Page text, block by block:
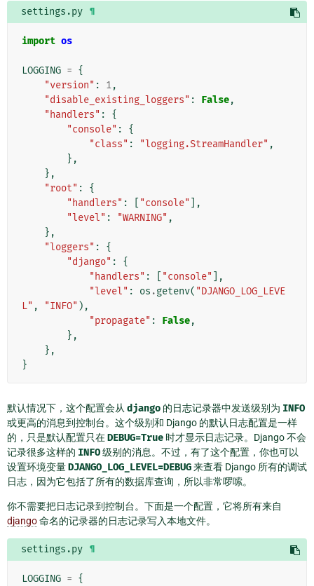
settings.py ¶
import os
LOGGING = {
"version" : 1,
"disable_existing_loggers" : False,
"handlers" :
{
"console" :
{
"class" : "logging.StreamHandler" ,
},
},
"root" :
{
"handlers" : "console"
],
"level" : "WARNING" ,
},
"loggers" :
{
"django" :
{
"handlers" : "console"
],
"level" : os .getenv( "DJANGO_LOG_LEVE
L" , "INFO" ),
"propagate" : False,
},
},
}
默认情况下，这个配置会从 django 的日志记录器中发送级别为 INFO
或更高的消息到控制台。这个级别和 Django 的默认日志配置是一样
的，只是默认配置只在DEBUG=True 时才显示日志记录。Django 不会
记录很多这样的 INFO级别的消息。不过，有了这个配置，你也可以
设置环境变量DJANGO_LOG_LEVEL=DEBUG来查看 Django 所有的调试
日志，因为它包括了所有的数据库查询，所以非常啰嗦。
你不需要把日志记录到控制台。下面是一个配置，它将所有来自
django命名的记录器的日志记录写入本地文件。
settings.py ¶
LOGGING = {